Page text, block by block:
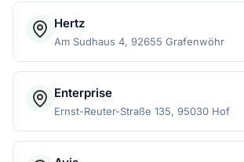
Hertz
Am Sudhaus 4, 92655 Grafenwöhr
Enterprise
Ernst-Reuter-Straße 135, 95030 Hof